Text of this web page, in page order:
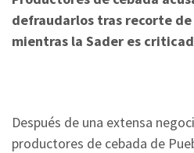
defraudarlos tras recorte
mientras la Sader es
Después de una extensa
productores de cebada de